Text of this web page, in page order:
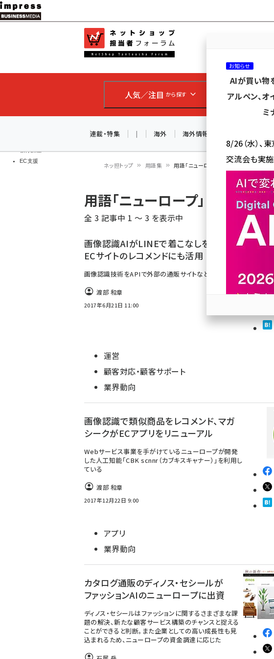
メ
イ
ン
ツ
移
教育講座
EC支援
人気／注目 から探す カテゴリ／
連載・特集 | 海外 海外情報
ン
く
ず
ネッ担トップ 用語集 用語「ニューロープ」 が使われている記事
用語「ニューロープ」 が使わ
全 3 記事中 1 ～ 3 を表示中
画像認識AIがLINEで着こなしを提案、
ECサイトのレコメンドにも活用
画像認識技術をAPIで外部の通販サイトなどに提供する
渡部 和章
2017年6月21日 11:00
運営
顧客対応・顧客サポート
業界動向
画像認識で類似商品をレコメンド、マガ
シークがECアプリをリニューアル
Webサービス事業を手がけているニューロープが開発
した人工知能「CBK scnnr（カブキスキャナー）」を利用し
ている
渡部 和章
2017年12月22日 9:00
アプリ
業界動向
カタログ通販のディノス・セシールが
ファッションAIのニューロープに出資
ディノス・セシールはファッションに関するさまざまな課
題の解決、新たな顧客サービス構築のチャンスと捉える
ことができると判断。また企業としての高い成長性も見
込まれるため、ニューロープの資金調達に応じた
お知らせ
AIが買い物
アルペン、
ミ
8/26（水）、
交流会も実施